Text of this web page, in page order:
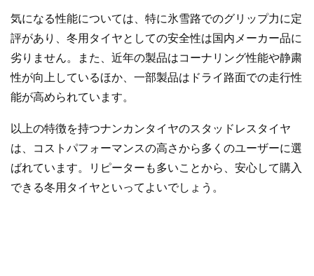
気になる性能については、特に氷雪路でのグリップ力に定
評があり、冬用タイヤとしての安全性は国内メーカー品に
劣りません。また、近年の製品はコーナリング性能や静粛
性が向上しているほか、一部製品はドライ路面での走行性
能が高められています。
以上の特徴を持つナンカンタイヤのスタッドレスタイヤ
は、コストパフォーマンスの高さから多くのユーザーに選
ばれています。リピーターも多いことから、安心して購入
できる冬用タイヤといってよいでしょう。